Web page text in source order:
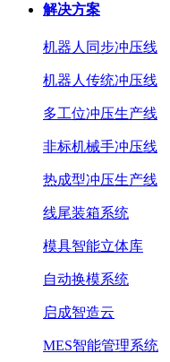
解决方案
机器人同步冲压线
机器人传统冲压线
多工位冲压生产线
非标机械手冲压线
热成型冲压生产线
线尾装箱系统
模具智能立体库
自动换模系统
启成智造云
MES智能管理系统